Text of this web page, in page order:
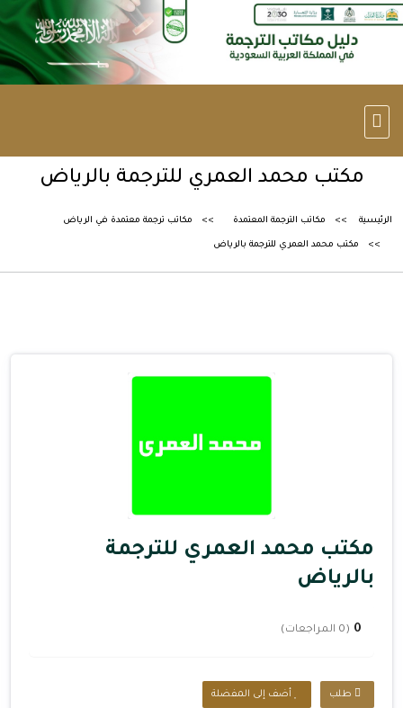
مكتب محمد العمري للترجمة بالرياض
الرئيسية مكاتب الترجمة المعتمدة مكاتب ترجمة معتمدة في الرياض
مكتب محمد العمري للترجمة بالرياض
مكتب محمد العمري للترجمة
بالرياض
0 (0 المراجعات)
طلب أضف إلى المفضلة